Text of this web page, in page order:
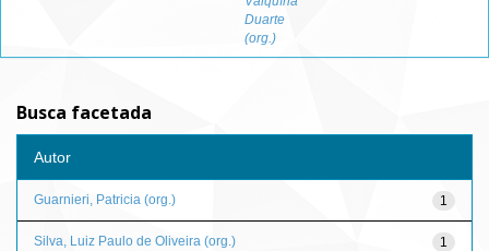
Duarte
(org.)
Busca facetada
Autor
1
Guarnieri, Patricia (org.)
1
Silva, Luiz Paulo de Oliveira (org.)